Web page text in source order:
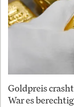
Goldpreis
War es